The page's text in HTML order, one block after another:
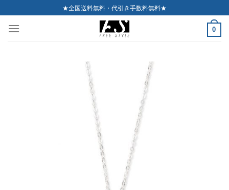
to
content
★全国送料無料・代引き手数料無料★
0